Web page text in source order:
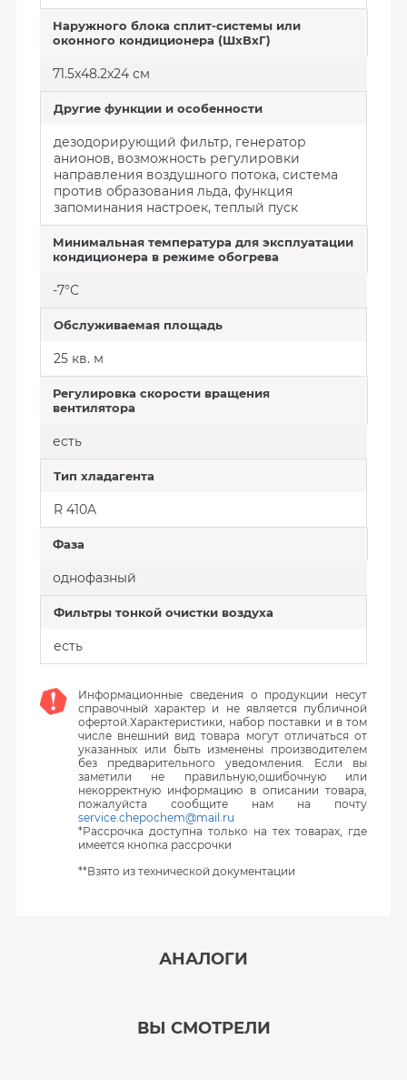
Наружного блока сплит-системы или
оконного кондиционера (ШxВxГ)
71.5x48.2x24 см
Другие функции и особенности
дезодорирующий фильтр, генератор
анионов, возможность регулировки
направления воздушного потока, система
против образования льда, функция
запоминания настроек, теплый пуск
Минимальная температура для эксплуатации
кондиционера в режиме обогрева
-7°С
Обслуживаемая площадь
25 кв. м
Регулировка скорости вращения
вентилятора
есть
Тип хладагента
R 410A
Фаза
однофазный
Фильтры тонкой очистки воздуха
есть
Информационные сведения о продукции несут
справочный характер и не является публичной
офертой.Характеристики, набор поставки и в том
числе внешний вид товара могут отличаться от
указанных или быть изменены производителем
без предварительного уведомления. Если вы
заметили не правильную,ошибочную или
некорректную информацию в описании товара,
пожалуйста сообщите нам на почту
service.chepochem@mail.ru
*Рассрочка доступна только на тех товарах, где
имеется кнопка рассрочки
**Взято из технической документации
АНАЛОГИ
ВЫ СМОТРЕЛИ